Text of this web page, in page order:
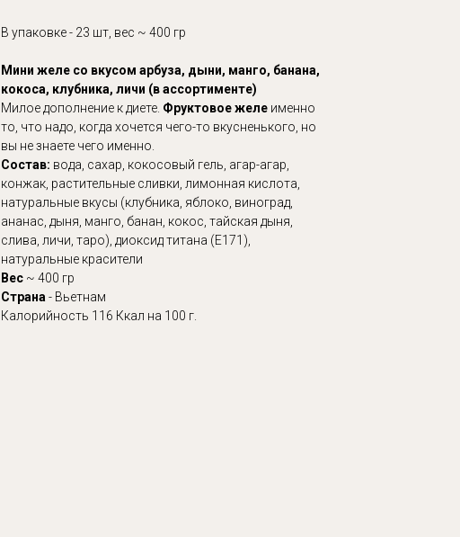
В упаковке - 23 шт, вес ~ 400 гр
Мини желе со вкусом арбуза, дыни, манго, банана,
кокоса, клубника, личи (в ассортименте)
Милое дополнение к диете. Фруктовое желе именно
то, что надо, когда хочется чего-то вкусненького, но
вы не знаете чего именно.
Состав: вода, сахар, кокосовый гель, агар-агар,
конжак, растительные сливки, лимонная кислота,
натуральные вкусы (клубника, яблоко, виноград,
ананас, дыня, манго, банан, кокос, тайская дыня,
слива, личи, таро), диоксид титана (Е171),
натуральные красители
Вес ~ 400 гр
Страна- Вьетнам
Калорийность 116 Ккал на 100 г.